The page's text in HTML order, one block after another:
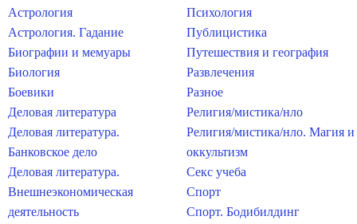
Астрология
Астрология. Гадание
Биографии и мемуары
Биология
Боевики
Деловая литература
Деловая литература.
Банковское дело
Деловая литература.
Внешнеэкономическая
деятельность
Психология
Публицистика
Путешествия и география
Развлечения
Разное
Религия/мистика/нло
Религия/мистика/нло. Магия и
оккультизм
Секс учеба
Спорт
Спорт. Бодибилдинг